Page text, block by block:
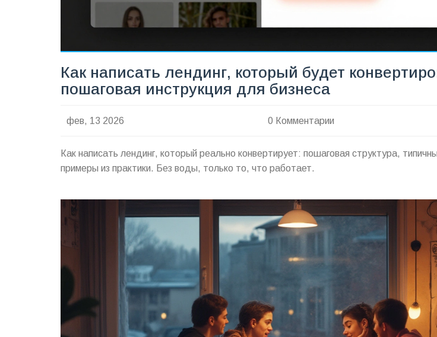
Как написать лендинг, который будет
пошаговая инструкция для бизнеса
фев, 13 2026 0 Комментарии
Как написать лендинг, который реально конвертирует: пошаговая структура,
примеры из практики. Без воды, только то, что работает.